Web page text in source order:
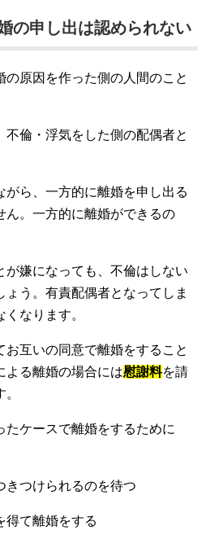
の申し出は認められない
の原因を作った側の人間のこと
倫・浮気をした側の配偶者と
ら、一方的に離婚を申し出る
ん。一方的に離婚ができるの
が嫌になっても、不倫はしない
ょう。有責配偶者となってしま
なります。
互いの同意で離婚をすること
よる離婚の場合には慰謝料を請
ケースで離婚をするために
きつけられるのを待つ
得て離婚をする